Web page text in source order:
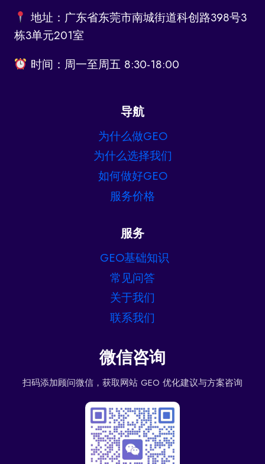
地址：广东省东莞市南城街道科创路398号3
栋3单元201室
时间：周一至周五 8:30-18:00
导航
为什么做GEO
为什么选择我们
如何做好GEO
服务价格
服务
GEO基础知识
常见问答
关于我们
联系我们
微信咨询
扫码添加顾问微信，获取网站 GEO 优化建议与方案咨询